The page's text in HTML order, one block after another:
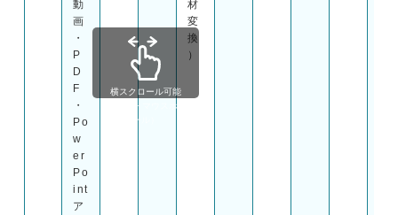
動
画
・
P
D
F
・
Po
w
er
Po
int
ア
材
変
換
）
横スクロール可能
（shift + マウスホイ
ール）